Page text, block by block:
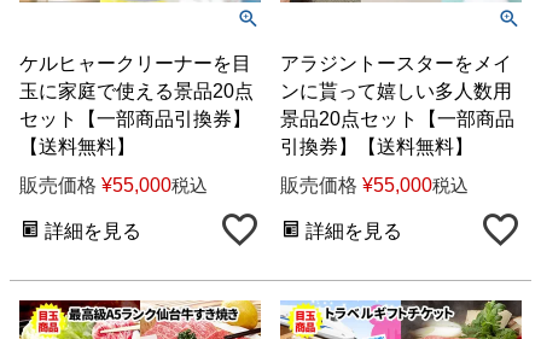
ケルヒャークリーナーを目
玉に家庭で使える景品20点
セット【一部商品引換券】
【送料無料】
販売価格 ¥55,000税込
詳細を見る
アラジントースターをメイ
ンに貰って嬉しい多人数用
景品20点セット【一部商品
引換券】【送料無料】
販売価格 ¥55,000税込
詳細を見る